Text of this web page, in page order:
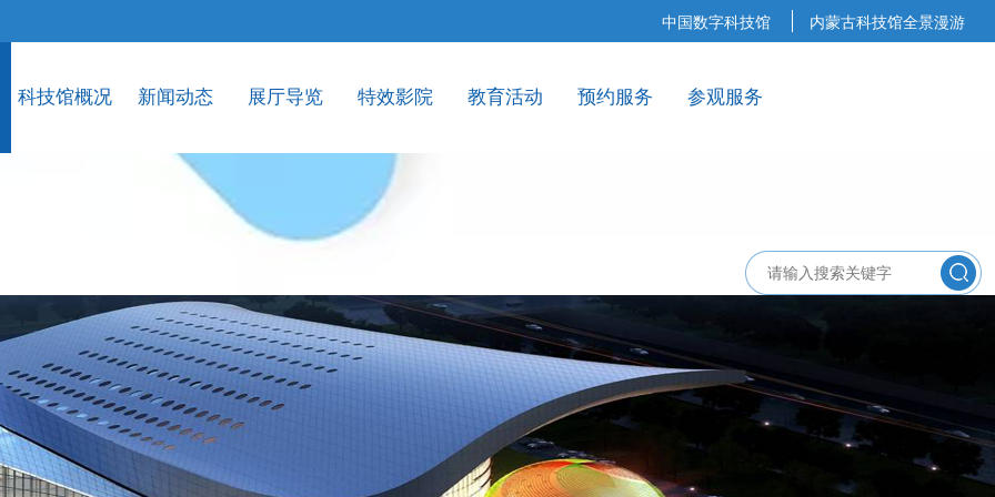
中国数字科技馆 内蒙古科技馆全景漫游
科技馆概况 新闻动态 展厅导览 特效影院 教育活动 预约服务 参观服务